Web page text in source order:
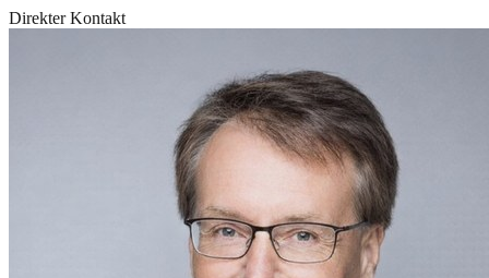
Direkter Kontakt